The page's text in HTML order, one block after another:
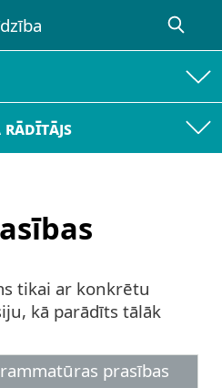
rādītājs
tikai ar konkrētu
kā parādīts tālāk
prasības